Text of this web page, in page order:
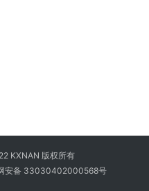
KXNAN 版权所有
安备 33030402000568号